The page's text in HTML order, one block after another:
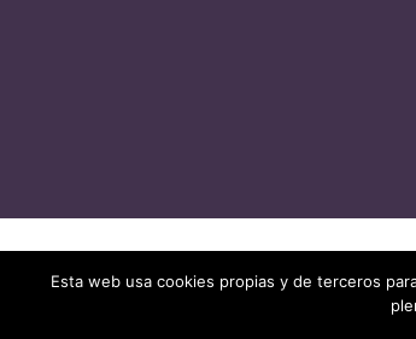
Esta web usa cookies propias y de terceros